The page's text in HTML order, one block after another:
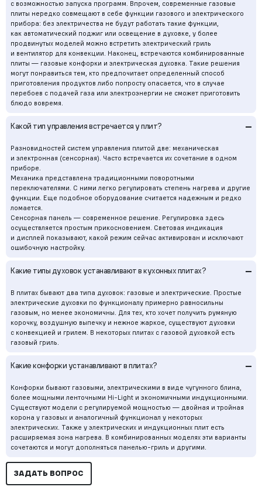
с возможностью запуска программ. Впрочем, современные газовые
плиты нередко совмещают в себе функции газового и электрического
прибора: без электричества не будут работать такие функции,
как автоматический поджиг или освещение в духовке, у более
продвинутых моделей можно встретить электрический гриль
и вентилятор для конвекции. Наконец, встречаются комбинированные
плиты — газовые конфорки и электрическая духовка. Такие решения
могут понравиться тем, кто предпочитает определенный способ
приготовления продуктов либо попросту опасается, что в случае
перебоев с подачей газа или электроэнергии не сможет приготовить
блюдо вовремя.
Какой тип управления встречается у плит? –
Разновидностей систем управления плитой две: механическая
и электронная (сенсорная). Часто встречается их сочетание в одном
приборе.
Механика представлена традиционными поворотными
переключателями. С ними легко регулировать степень нагрева и другие
функции. Еще подобное оборудование считается надежным и редко
ломается.
Сенсорная панель — современное решение. Регулировка здесь
осуществляется простым прикосновением. Световая индикация
и дисплей показывают, какой режим сейчас активирован и исключают
ошибочную настройку.
Какие типы духовок устанавливают в кухонных плитах? –
В плитах бывают два типа духовок: газовые и электрические. Простые
электрические духовки по функционалу примерно равносильны
газовым, но менее экономичны. Для тех, кто хочет получить румяную
корочку, воздушную выпечку и нежное жаркое, существуют духовки
с конвекцией и грилем. В некоторых плитах с газовой духовкой есть
газовый гриль.
Какие конфорки устанавливают в плитах? –
Конфорки бывают газовыми, электрическими в виде чугунного блина,
более мощными ленточными Hi-Light и экономичными индукционными.
Существуют модели с регулируемой мощностью — двойная и тройная
корона у газовых и аналогичный функционал у некоторых
электрических. Также у электрических и индукционных плит есть
расширяемая зона нагрева. В комбинированных моделях эти варианты
сочетаются и могут дополняться панелью-гриль и другими.
ЗАДАТЬ ВОПРОС